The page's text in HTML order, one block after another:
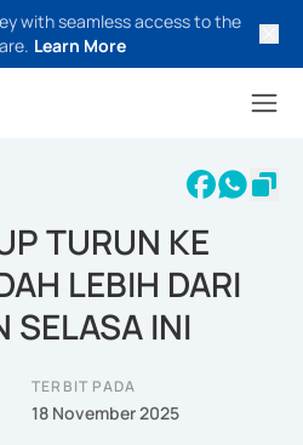
with seamless access to the
Learn More
TURUN KE
LEBIH DARI
SELASA INI
TERBIT PADA
18 November 2025